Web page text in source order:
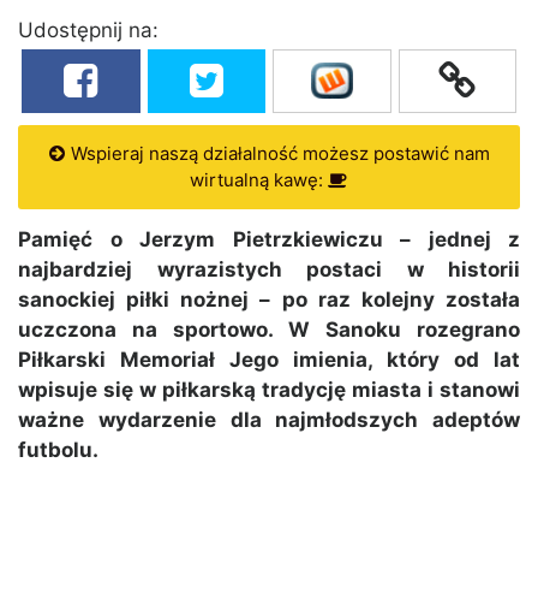
Udostępnij na:
Wspieraj naszą działalność możesz postawić nam
wirtualną kawę:
Pamięć o Jerzym Pietrzkiewiczu – jednej z
najbardziej wyrazistych postaci w historii
sanockiej piłki nożnej – po raz kolejny została
uczczona na sportowo. W Sanoku rozegrano
Piłkarski Memoriał Jego imienia, który od lat
wpisuje się w piłkarską tradycję miasta i stanowi
ważne wydarzenie dla najmłodszych adeptów
futbolu.